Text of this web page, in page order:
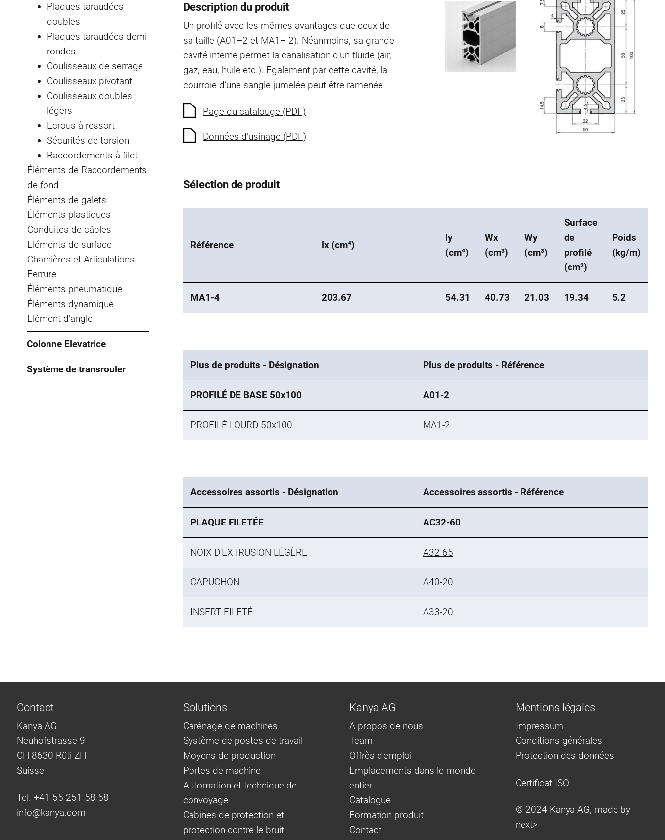
Plaques taraudées
doubles
Plaques taraudées demi-
rondes
Coulisseaux de serrage
Coulisseaux pivotant
Coulisseaux doubles
légers
Ecrous à ressort
Sécurités de torsion
Raccordements à filet
Éléments de Raccordements
de fond
Éléments de galets
Éléments plastiques
Conduites de câbles
Eléments de surface
Charnières et Articulations
Ferrure
Éléments pneumatique
Éléments dynamique
Elément d’angle
Colonne Elevatrice
Système de transrouler
Description du produit
Un profilé avec les mêmes avantages que ceux de
sa taille (A01–2 et MA1– 2). Néanmoins, sa grande
cavité interne permet la canalisation d’un fluide (air,
gaz, eau, huile etc.). Egalement par cette cavité, la
courroie d’une sangle jumelée peut être ramenée
Page du catalouge (PDF)
Données d’usinage (PDF)
Sélection de produit
Référence lx (cm⁴)
ly
(cm⁴)
Wx
(cm³)
Wy
(cm³)
Surface
de
profilé
(cm²)
Poids
(kg/m)
MA1-4 203.67 54.31 40.73 21.03 19.34 5.2
Plus de produits - Désignation Plus de produits - Référence
PROFILÉ DE BASE 50x100 A01-2
PROFILÉ LOURD 50x100 MA1-2
Accessoires assortis - Désignation Accessoires assortis - Référence
PLAQUE FILETÉE AC32-60
NOIX D'EXTRUSION LÉGÈRE A32-65
CAPUCHON A40-20
INSERT FILETÉ A33-20
Contact
Kanya AG
Neuhofstrasse 9
CH-8630 Rüti ZH
Suisse
Tel. +41 55 251 58 58
info@kanya.com
Solutions
Carénage de machines
Système de postes de travail
Moyens de production
Portes de machine
Automation et technique de
convoyage
Cabines de protection et
protection contre le bruit
Kanya AG
A propos de nous
Team
Offrès d'emploi
Emplacements dans le monde
entier
Catalogue
Formation produit
Contact
Mentions légales
Impressum
Conditions générales
Protection des données
Certificat ISO
© 2024 Kanya AG, made by
next>